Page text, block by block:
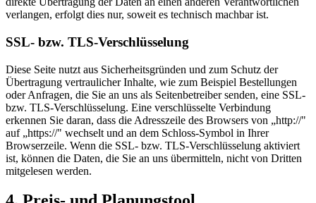
verlangen, erfolgt dies nur, soweit es technisch machbar ist.
SSL- bzw. TLS-Verschlüsselung
Diese Seite nutzt aus Sicherheitsgründen und zum Schutz der
Übertragung vertraulicher Inhalte, wie zum Beispiel Bestellungen
oder Anfragen, die Sie an uns als Seitenbetreiber senden, eine SSL-
bzw. TLS-Verschlüsselung. Eine verschlüsselte Verbindung
erkennen Sie daran, dass die Adresszeile des Browsers von „http://"
auf „https://" wechselt und an dem Schloss-Symbol in Ihrer
Browserzeile. Wenn die SSL- bzw. TLS-Verschlüsselung aktiviert
ist, können die Daten, die Sie an uns übermitteln, nicht von Dritten
mitgelesen werden.